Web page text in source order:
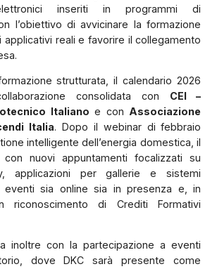
inseriti in programmi di
l’obiettivo di avvicinare la formazione
reali e favorire il collegamento
strutturata, il calendario 2026
consolidata con CEI –
Italiano e con Associazione
Italia. Dopo il webinar di febbraio
intelligente dell’energia domestica, il
nuovi appuntamenti focalizzati su
applicazioni per gallerie e sistemi
eventi sia online sia in presenza e, in
riconoscimento di Crediti Formativi
inoltre con la partecipazione a eventi
dove DKC sarà presente come